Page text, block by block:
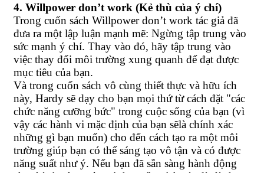
4. Willpower don’t work (Kẻ thù của ý chí)
Trong cuốn sách Willpower don’t work tác giả đã
đưa ra một lập luận mạnh mẽ: Ngừng tập trung vào
sức mạnh ý chí. Thay vào đó, hãy tập trung vào
việc thay đổi môi trường xung quanh để đạt được
mục tiêu của bạn.
Và trong cuốn sách vô cùng thiết thực và hữu ích
này, Hardy sẽ dạy cho bạn mọi thứ từ cách đặt "các
chức năng cưỡng bức" trong cuộc sống của bạn (vì
vậy các hành vi mặc định của bạn sẽlà chính xác
những gì bạn muốn) cho đến cách tạo ra một môi
trường giúp bạn có thể sáng tạo vô tận và có được
năng suất như ý. Nếu bạn đã sẵn sàng hành động